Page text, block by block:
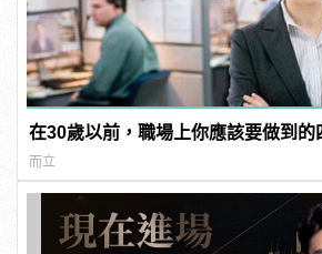
在30歲以前，職場上你應該要做到的
而立